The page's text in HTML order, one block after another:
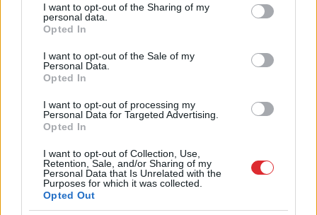
not limited to your visit or usage behaviour. You may click to
grant or deny consent to Google and its third-party tags to
use your data for below specified purposes in below Google
consent section.
I want to opt-out of the Sharing of my
personal data.
Opted In
I want to opt-out of the Sale of my
Personal Data.
Opted In
I want to opt-out of processing my
Personal Data for Targeted Advertising.
Opted In
I want to opt-out of Collection, Use,
Retention, Sale, and/or Sharing of my
Personal Data that Is Unrelated with the
Purposes for which it was collected.
Opted Out
pie Bērzciema
krīzes situācija – jahta
zaudējusi vadības
spējas; brīvprātīgie
steidz palīgā
uz jautājumiem par
gada beigās daļai
pārmaiņām